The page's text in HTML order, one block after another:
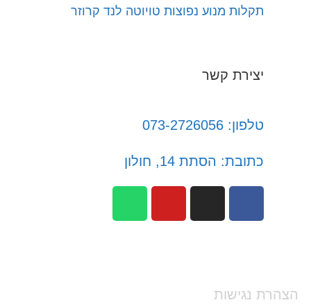
תקלות מנוע נפוצות טויוטה לנד קרוזר
יצירת קשר
טלפון: 073-2726056
כתובת: הסתת 14, חולון
הצהרת נגישות